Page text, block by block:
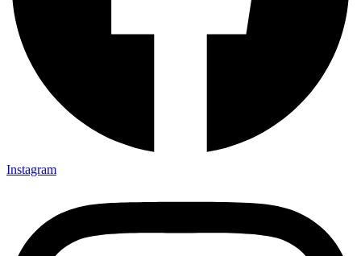
Instagram